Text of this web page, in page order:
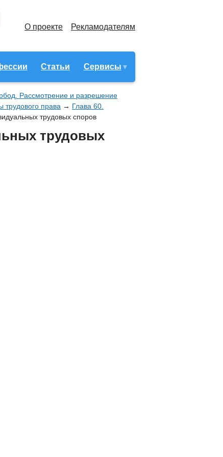
О проекте Рекламодателям
Статьи Сервисы
Рассмотрение и разрешение
трудового права → Глава 60.
трудовых споров
трудовых